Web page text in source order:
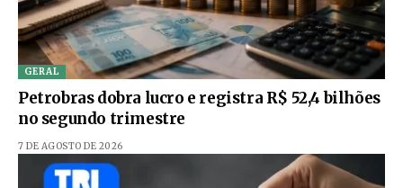
GERAL
Petrobras dobra lucro e registra R$ 52,4 bilhões
no segundo trimestre
7 DE AGOSTO DE 2026